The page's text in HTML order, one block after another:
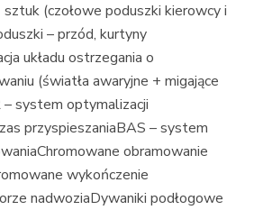
(czołowe poduszki kierowcy i
– przód, kurtyny
układu ostrzegania o
(światła awaryjne + migające
system optymalizacji
przyspieszaniaBAS – system
obramowanie
wykończenie
nadwoziaDywaniki podłogowe